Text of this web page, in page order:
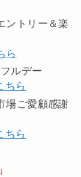
ントリー＆楽
ら
ルデー
ちら
場ご愛顧感謝
ちら